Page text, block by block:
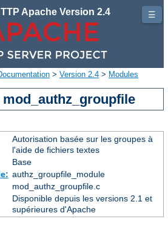
Apache Version 2.4
> Version 2.4 > Modules
mod_authz_groupfile
Autorisation basée sur les groupes à
l'aide de fichiers textes
Base
authz_groupfile_module
mod_authz_groupfile.c
Disponible depuis les versions 2.1 et
supérieures d'Apache
☰